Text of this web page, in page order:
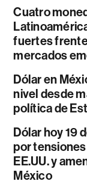
Cuatro
fuertes
mercados
Dólar en
nivel desde
política de
Dólar hoy 19
por
EE.UU. y
México